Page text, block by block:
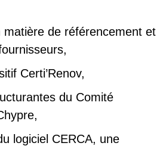
matière de référencement et
Certi’Renov,
du Comité
logiciel CERCA, une